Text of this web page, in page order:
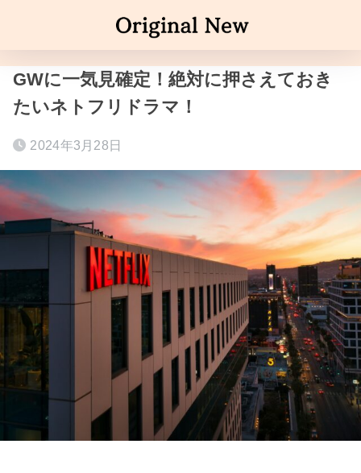
GWに一気見確定！絶対に押さえておき
たいネトフリドラマ！
2024年3月28日